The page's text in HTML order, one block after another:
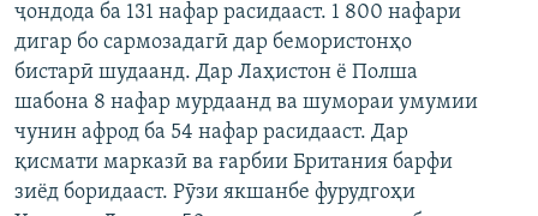
ҷондода ба 131 нафар расидааст. 1 800 нафари
дигар бо сармозадагӣ дар бемористонҳо
бистарӣ шудаанд. Дар Лаҳистон ё Полша
шабона 8 нафар мурдаанд ва шумораи умумии
чунин афрод ба 54 нафар расидааст. Дар
қисмати марказӣ ва ғарбии Британия барфи
зиёд боридааст. Рӯзи якшанбе фурудгоҳи